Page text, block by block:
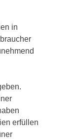
in
erfüllen